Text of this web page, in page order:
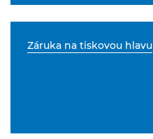
Záruka na tiskovou hlavu